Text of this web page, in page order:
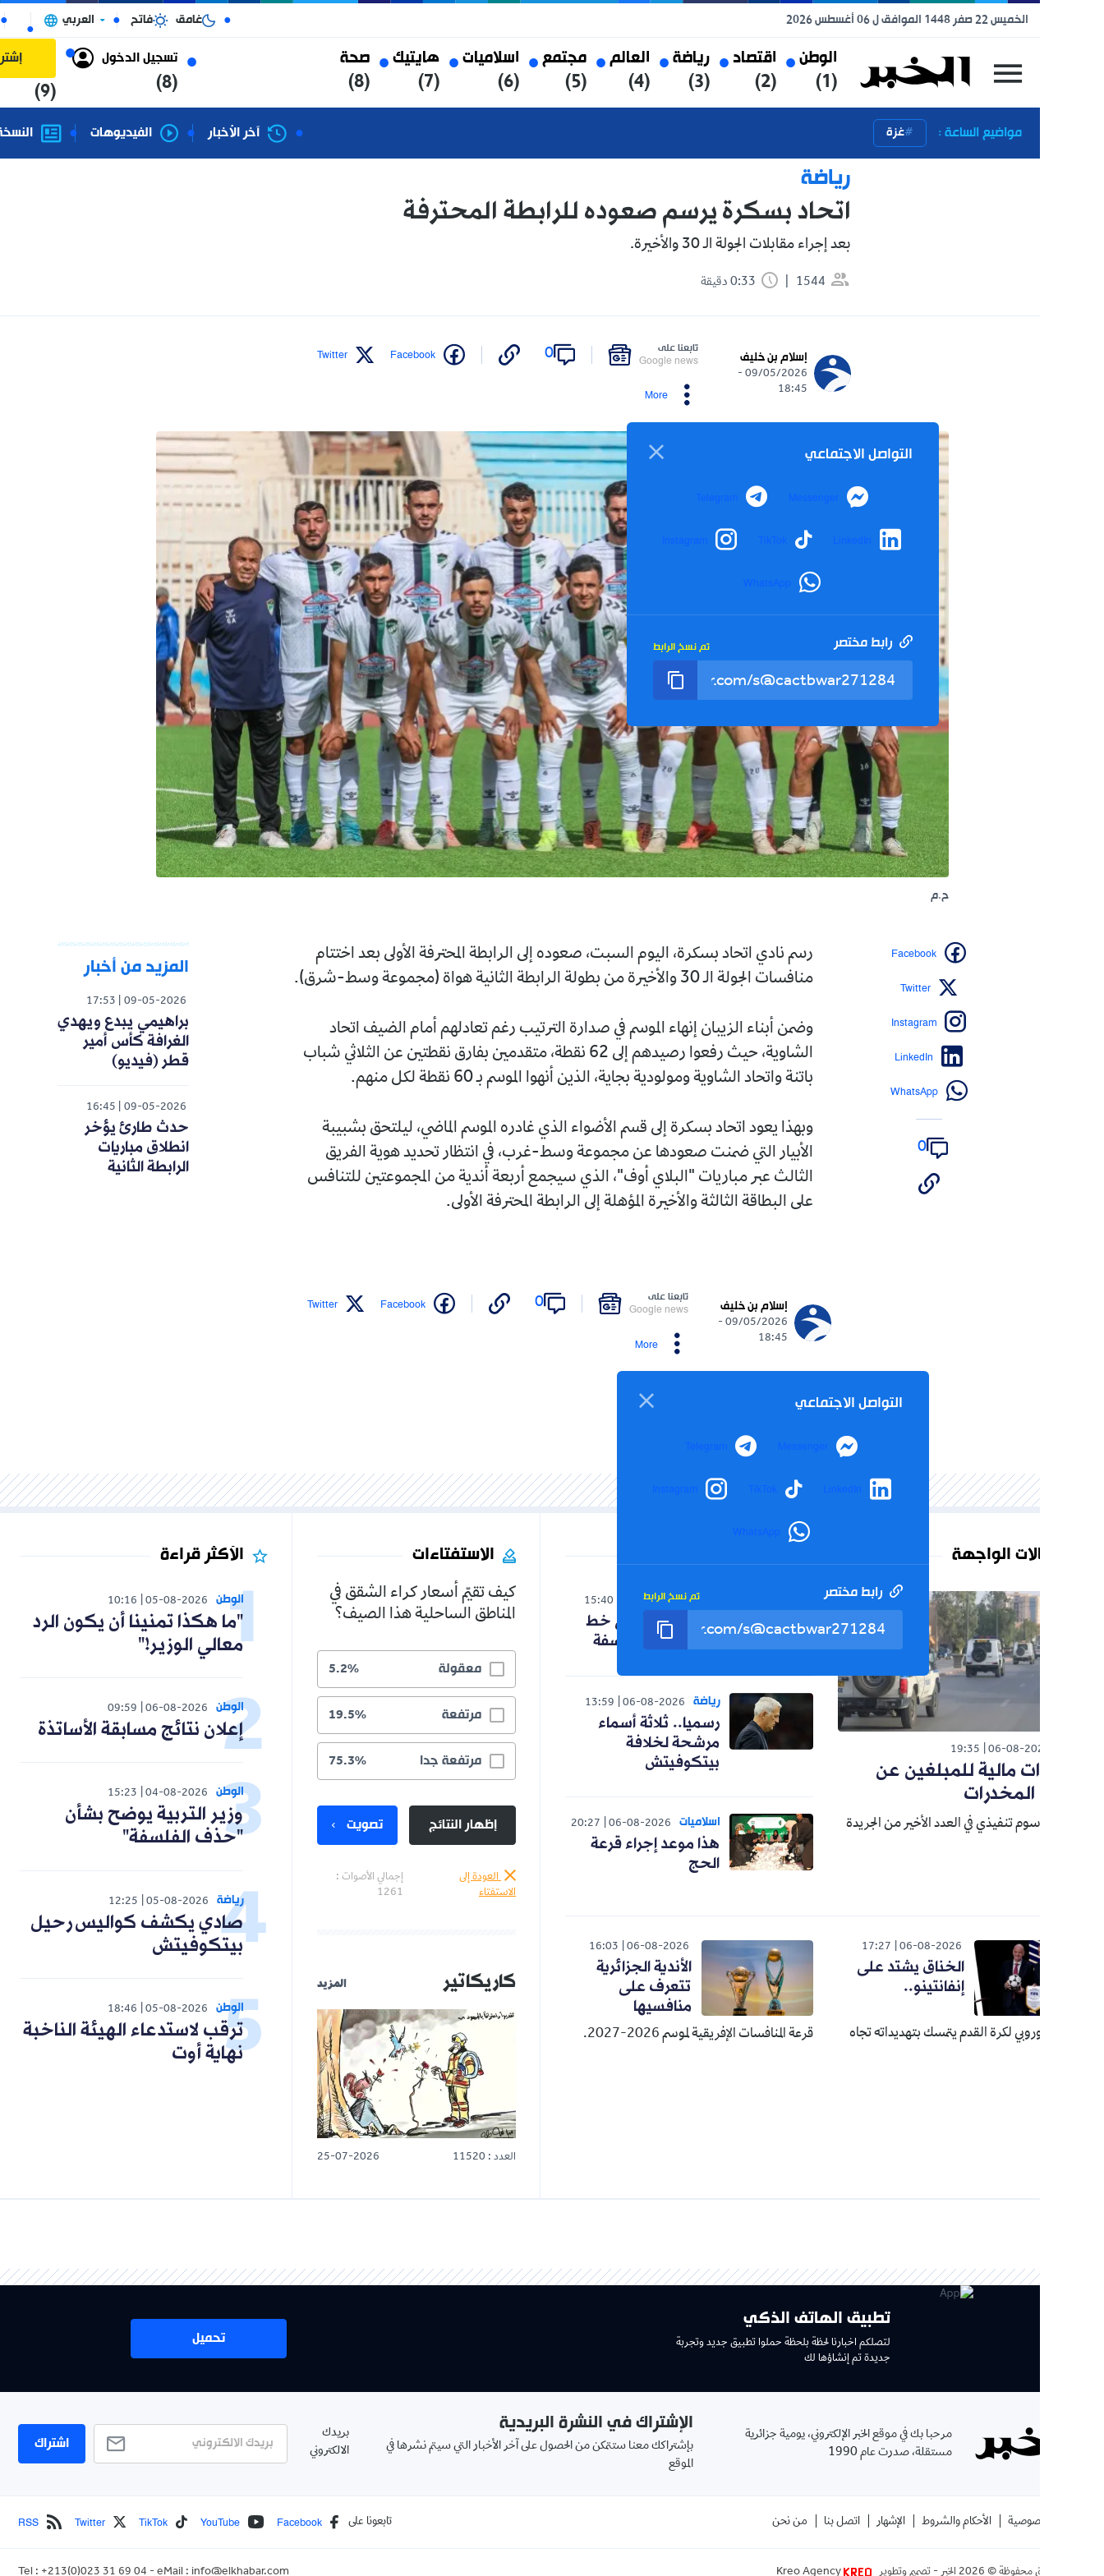
(1)
اقتصاد
(2)
رياضة
(3)
العالم
(4)
مجتمع
(5)
اسلاميات
(6)
هايتيك
(7)
صحة
(8)
تسجيل الدخول إشتراك
فاتح العربي الجزائر
مواضيع الساعة : غزة آخر الأخبار الفيديوهات النسخة الورقية
اتحاد بسكرة يرسم صعوده للرابطة المحترفة
بعد إجراء مقابلات الجولة الـ 30 والأخيرة.
0:33 دقيقة
إسلام بن خليف
09/05/2026 -
18:45
تابعنا على
Google news
0
Facebook
Twitter
التواصل الاجتماعي
Messenger
Telegram
LinkedIn
TikTok
Instagram
WhatsApp
رابط مختصر
رسم نادي اتحاد بسكرة، اليوم السبت، صعوده إلى الرابطة المحترفة الأولى بعد اختتام
منافسات الجولة الـ 30 والأخيرة من بطولة الرابطة الثانية هواة (مجموعة وسط-شرق).
وضمن أبناء الزيبان إنهاء الموسم في صدارة الترتيب رغم تعادلهم أمام الضيف اتحاد
الشاوية، حيث رفعوا رصيدهم إلى 62 نقطة، متقدمين بفارق نقطتين عن الثلاثي شباب
باتنة واتحاد الشاوية ومولودية بجاية، الذين أنهوا الموسم بـ 60 نقطة لكل منهم.
وبهذا يعود اتحاد بسكرة إلى قسم الأضواء الذي غادره الموسم الماضي، ليلتحق بشبيبة
الأبيار التي ضمنت صعودها عن مجموعة وسط-غرب، في انتظار تحديد هوية الفريق
الثالث عبر مباريات "البلاي أوف"، الذي سيجمع أربعة أندية من المجموعتين للتنافس
على البطاقة الثالثة والأخيرة المؤهلة إلى الرابطة المحترفة الأولى.
Facebook
Instagram
LinkedIn
WhatsApp
المزيد من أخبار
17:53
براهيمي يبدع ويهدي
الغرافة كأس أمير
قطر (فيديو)
16:45
حدث طارئ يؤخر
انطلاق مباريات
الرابطة الثانية
إسلام بن خليف
09/05/2026 -
18:45
تابعنا على
Google news
0
Facebook
Twitter
التواصل الاجتماعي
Messenger
Telegram
LinkedIn
TikTok
Instagram
WhatsApp
رابط مختصر
الواجهة
19:35
مالية للمبلغين عن
تنفيذي في العدد الأخير من الجريدة
06-08-2026
15:40
حنون تدخل على خط
الجدل حول الفلسفة
رياضة 06-08-2026
13:59
رسميا.. ثلاثة أسماء
مرشحة لخلافة
بيتكوفيتش
اسلاميات 06-08-2026
20:27
هذا موعد إجراء قرعة
الحج
06-08-2026
17:27
الخناق يشتد على
إنفانتينو..
لكرة القدم يتمسك بتهديداته تجاه
06-08-2026
16:03
الأندية الجزائرية
تتعرف على
منافسيها
قرعة المنافسات الإفريقية لموسم 2026-2027.
الاستفتاءات
كيف تقيّم أسعار كراء الشقق في
المناطق الساحلية هذا الصيف؟
معقولة
مرتفعة جدا 75.3%
إظهار النتائج تصويت
إجمالي الأصوات :
كاريكاتير
الأكثر قراءة
05-08-2026
10:16
"ما هكذا تمنينا أن يكون الرد
معالي الوزير!"
06-08-2026
09:59
إعلان نتائج مسابقة الأساتذة
04-08-2026
15:23
وزير التربية يوضح بشأن
"حذف الفلسفة"
05-08-2026
12:25
صادي يكشف كواليس رحيل
بيتكوفيتش
05-08-2026
18:46
ترقب لاستدعاء الهيئة الناخبة
نهاية أوت
تطبيق الهاتف الذكي
لتصلكم اخبارنا لحظة بلحظة حملوا تطبيق جديد وتجربة
جديدة تم إنشاؤها لك
مرحبا بك في موقع الخبر الإلكتروني، يومية جزائرية
مستقلة، صدرت عام 1990
الإشتراك في النشرة البريدية
بإشتراكك معنا ستتمكن من الحصول على آخر الأخبار التي سيتم نشرها في
الالكتروني
اشتراك
الأحكام والشروط الإشهار اتصل بنا من نحن Facebook
YouTube
TikTok
Twitter
RSS
2026الخبر - تصميم وتطوير Kreo Agency
Tel : +213(0)023 31 69 04 - eMail :info@elkhabar.com